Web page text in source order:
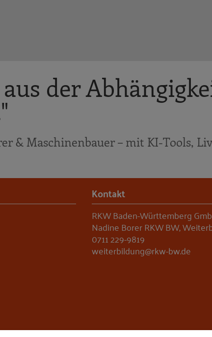
der
& Maschinenbauer – mit KI-Tools,
Kontakt
RKW Baden-Württemberg
Nadine Borer RKW BW,
0711 229-9819
weiterbildung@rkw-bw.de